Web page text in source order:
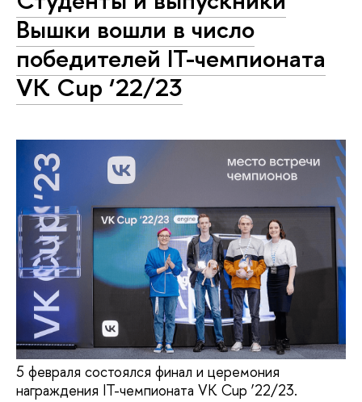
Вышки вошли в число
победителей IT-чемпионата
VK Cup ‘22/23
5 февраля состоялся финал и церемония
награждения IT-чемпионата VK Cup ’22/23.